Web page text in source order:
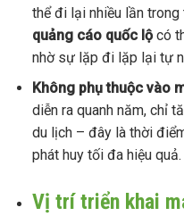
thể đi lại nhiều lần trong
quảng cáo quốc lộcó
nhờ sự lặp đi lặp lại tự
Không phụ thuộc vào
diễn ra quanh năm, chỉ
du lịch – đây là thời
phát huy tối đa hiệu quả.
Vị trí triển khai